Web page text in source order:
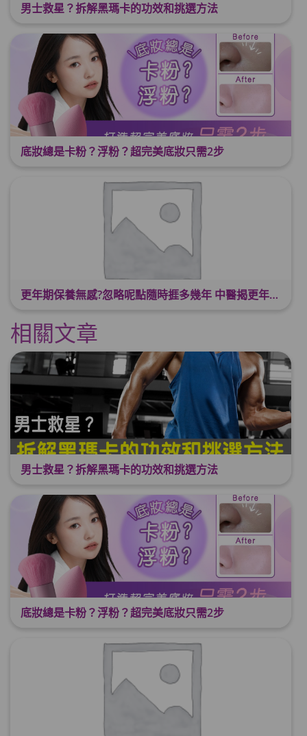
男士救星？拆解黑瑪卡的功效和挑選方法
底妝總是卡粉？浮粉？超完美底妝只需2步
更年期保養無感?忽略呢點隨時捱多幾年 中醫揭更年保養關鍵 輕鬆舒適渡過更年期
相關文章
男士救星？拆解黑瑪卡的功效和挑選方法
底妝總是卡粉？浮粉？超完美底妝只需2步